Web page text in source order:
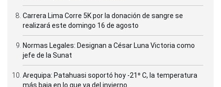
Carrera Lima Corre 5K por la donación de sangre se
realizará este domingo 16 de agosto
Normas Legales: Designan a César Luna Victoria como
jefe de la Sunat
Arequipa: Patahuasi soportó hoy -21⁰ C, la temperatura
más baja en lo que va del invierno